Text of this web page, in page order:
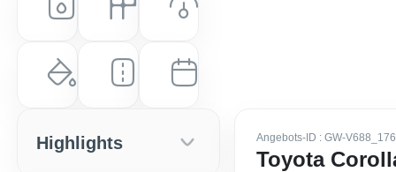
Hybrid Automatik 98 PS (72 kW)
Farbe
Marlingrau Metallic
Laufleistung
10 km
Erstzulassung
EZ: Juli 2026
Angebots-ID : GW-
Toyota
Highlights